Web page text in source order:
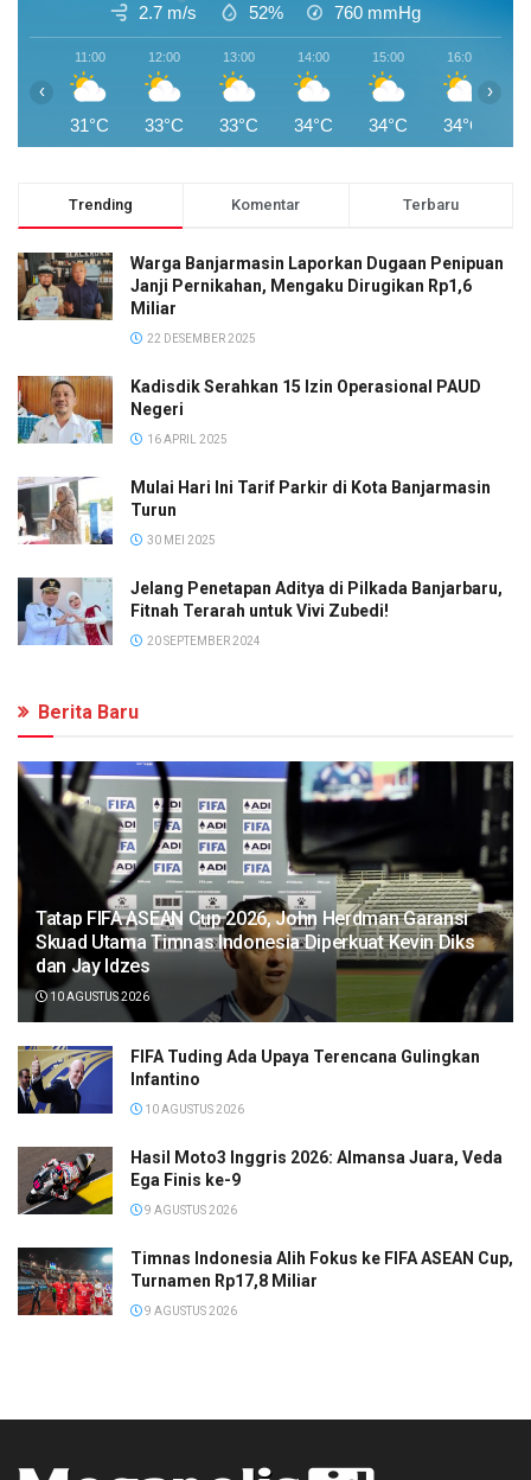
2.7 m/s 52% 760 mmHg
11:00
31°C
12:00
33°C
13:00
33°C
14:00
34°C
15:00
34°C
16:00
34°C
‹ ›
Trending Komentar Terbaru
Warga Banjarmasin Laporkan Dugaan Penipuan
Janji Pernikahan, Mengaku Dirugikan Rp1,6
Miliar
22 DESEMBER 2025
Kadisdik Serahkan 15 Izin Operasional PAUD
Negeri
16 APRIL 2025
Mulai Hari Ini Tarif Parkir di Kota Banjarmasin
Turun
30 MEI 2025
Jelang Penetapan Aditya di Pilkada Banjarbaru,
Fitnah Terarah untuk Vivi Zubedi!
20 SEPTEMBER 2024
Berita Baru
Tatap FIFA ASEAN Cup 2026, John Herdman Garansi
Skuad Utama Timnas Indonesia Diperkuat Kevin Diks
dan Jay Idzes
10 AGUSTUS 2026
FIFA Tuding Ada Upaya Terencana Gulingkan
Infantino
10 AGUSTUS 2026
Hasil Moto3 Inggris 2026: Almansa Juara, Veda
Ega Finis ke-9
9 AGUSTUS 2026
Timnas Indonesia Alih Fokus ke FIFA ASEAN Cup,
Turnamen Rp17,8 Miliar
9 AGUSTUS 2026